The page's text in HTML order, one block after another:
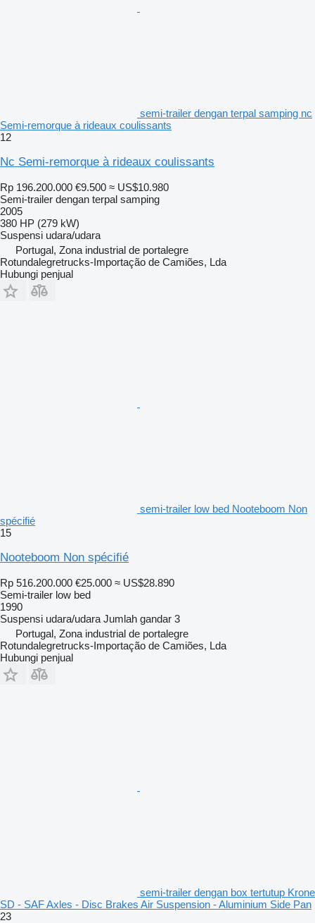
semi-trailer dengan terpal samping nc
Semi-remorque à rideaux coulissants
12
Nc Semi-remorque à rideaux coulissants
Rp 196.200.000 €9.500 ≈ US$10.980
Semi-trailer dengan terpal samping
2005
380 HP (279 kW)
Suspensi udara/udara
Portugal, Zona industrial de portalegre
Rotundalegretrucks-Importação de Camiões, Lda
Hubungi penjual
semi-trailer low bed Nooteboom Non
spécifié
15
Nooteboom Non spécifié
Rp 516.200.000 €25.000 ≈ US$28.890
Semi-trailer low bed
1990
Suspensi udara/udara Jumlah gandar 3
Portugal, Zona industrial de portalegre
Rotundalegretrucks-Importação de Camiões, Lda
Hubungi penjual
semi-trailer dengan box tertutup Krone
SD - SAF Axles - Disc Brakes Air Suspension - Aluminium Side Pan
23